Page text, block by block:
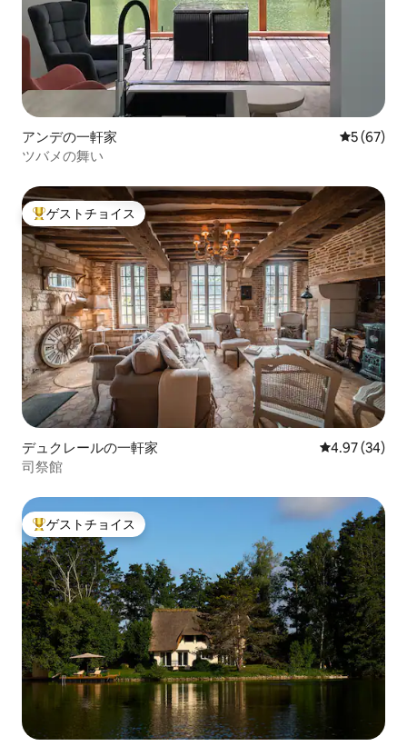
アンデの一軒家 レビュー
5 (67)
ツバメの舞い
大好評のゲストチョイスです。
ゲストチョイス
デュクレールの一軒家 レビュー34
4.97 (34)
司祭館
大好評のゲストチョイスです。
ゲストチョイス